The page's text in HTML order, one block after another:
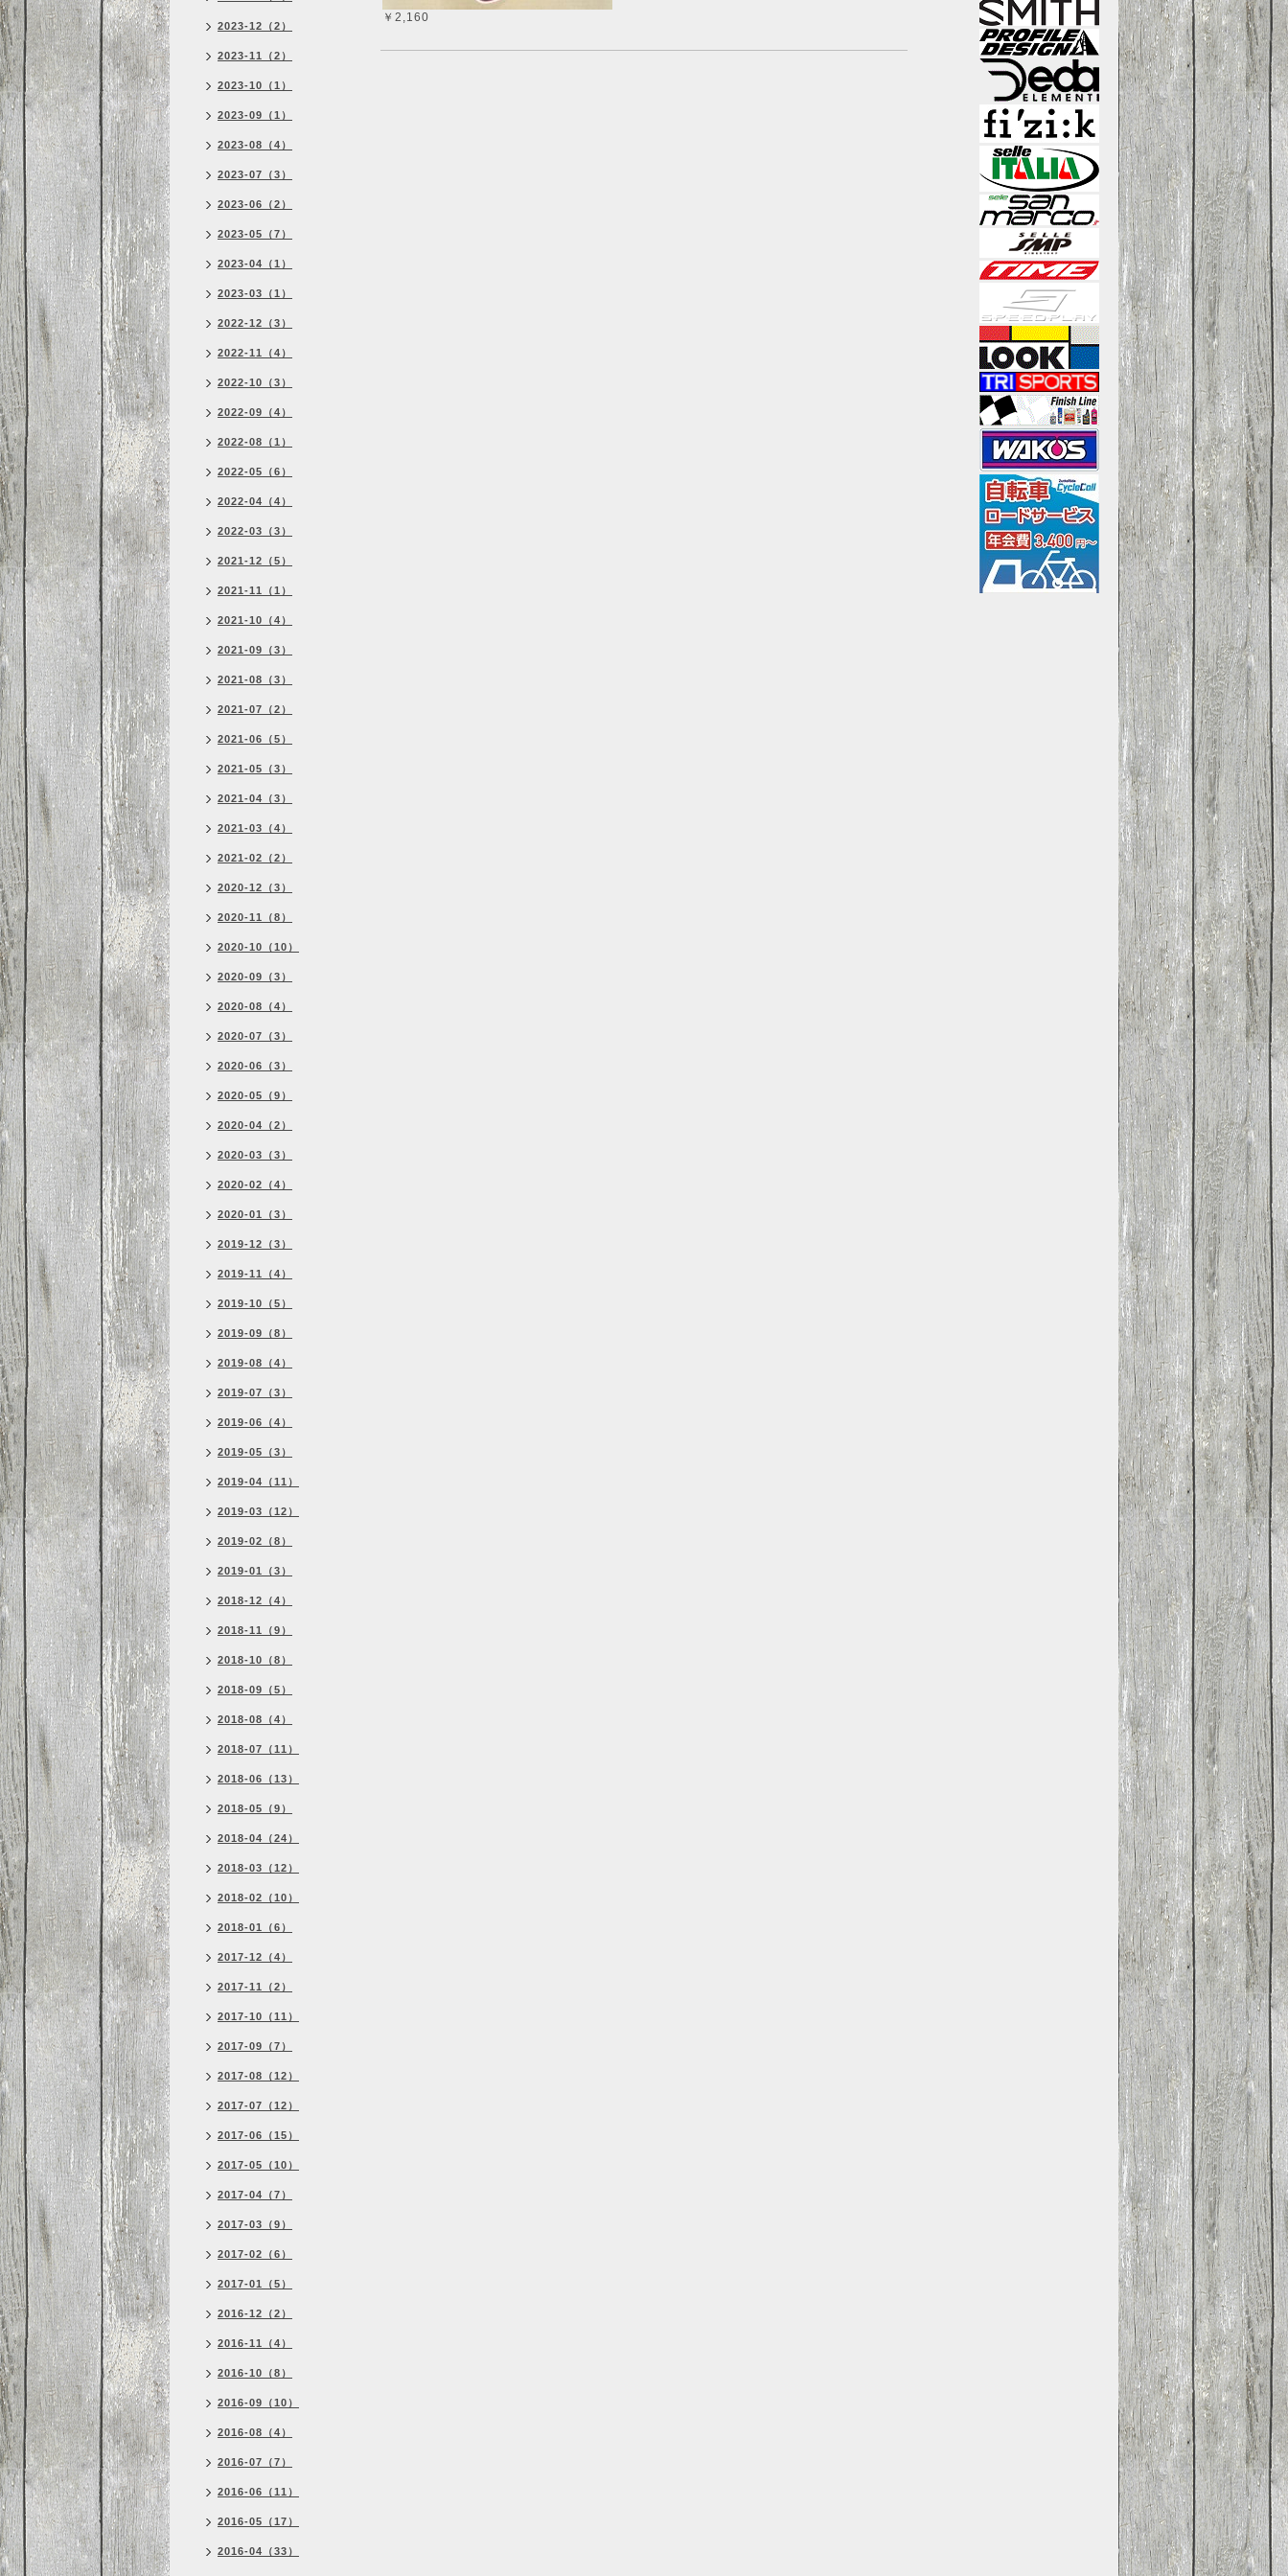
￥2,160
2023-12（2）
2023-11（2）
2023-10（1）
2023-09（1）
2023-08（4）
2023-07（3）
2023-06（2）
2023-05（7）
2023-04（1）
2023-03（1）
2022-12（3）
2022-11（4）
2022-10（3）
2022-09（4）
2022-08（1）
2022-05（6）
2022-04（4）
2022-03（3）
2021-12（5）
2021-11（1）
2021-10（4）
2021-09（3）
2021-08（3）
2021-07（2）
2021-06（5）
2021-05（3）
2021-04（3）
2021-03（4）
2021-02（2）
2020-12（3）
2020-11（8）
2020-10（10）
2020-09（3）
2020-08（4）
2020-07（3）
2020-06（3）
2020-05（9）
2020-04（2）
2020-03（3）
2020-02（4）
2020-01（3）
2019-12（3）
2019-11（4）
2019-10（5）
2019-09（8）
2019-08（4）
2019-07（3）
2019-06（4）
2019-05（3）
2019-04（11）
2019-03（12）
2019-02（8）
2019-01（3）
2018-12（4）
2018-11（9）
2018-10（8）
2018-09（5）
2018-08（4）
2018-07（11）
2018-06（13）
2018-05（9）
2018-04（24）
2018-03（12）
2018-02（10）
2018-01（6）
2017-12（4）
2017-11（2）
2017-10（11）
2017-09（7）
2017-08（12）
2017-07（12）
2017-06（15）
2017-05（10）
2017-04（7）
2017-03（9）
2017-02（6）
2017-01（5）
2016-12（2）
2016-11（4）
2016-10（8）
2016-09（10）
2016-08（4）
2016-07（7）
2016-06（11）
2016-05（17）
2016-04（33）